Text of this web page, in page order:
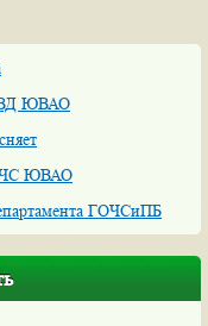
ЮВАО
ЮВАО
ГОЧСиПБ